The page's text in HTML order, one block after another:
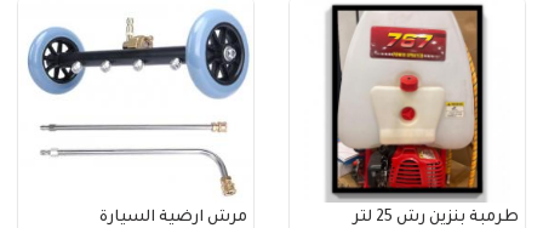
طرمبة بنزين رش 25 لتر مرش ارضية السيارة